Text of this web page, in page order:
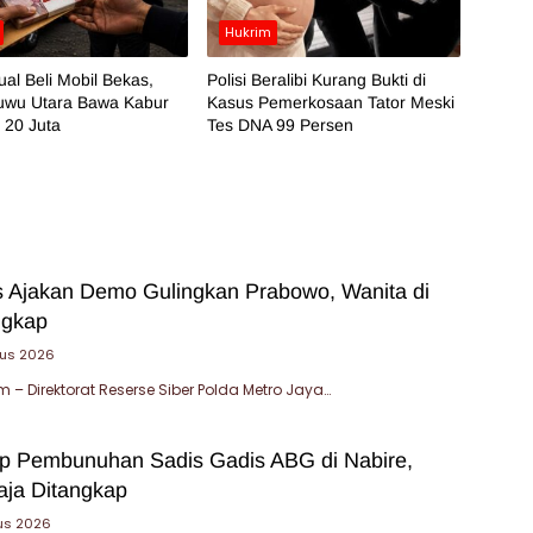
Beli Mobil Bekas,
Utara Bawa Kabur
20 Juta
Hukrim
Polisi Beralibi Kurang Bukti di
Kasus Pemerkosaan Tator Meski
Tes DNA 99 Persen
Ajakan Demo Gulingkan Prabowo, Wanita di
2026
– Direktorat Reserse Siber Polda Metro Jaya…
Pembunuhan Sadis Gadis ABG di Nabire,
Ditangkap
2026